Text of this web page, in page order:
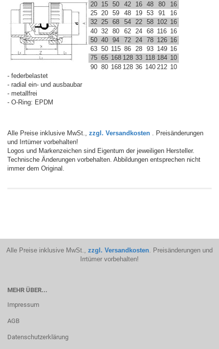
20
15 50 42 16 48 80
16
25 20 59 48 19 53 91
16
32 25 68 54 22 58 102 16
40 32 80 62 24 68 116 16
50 40 94 72 24 78 126 16
63 50 115 86 28 93 149 16
75 65 168 128 33 118 184 10
90 80 168 128 36 140 212 10
- federbelastet
- radial ein- und ausbaubar
- metallfrei
- O-Ring: EPDM
Alle Preise inklusive MwSt., zzgl. Versandkosten . Preisänderungen
und Irrtümer vorbehalten!
Logos und Markenzeichen sind Eigentum der jeweiligen Hersteller.
Technische Änderungen vorbehalten. Abbildungen entsprechen nicht
immer dem Original.
Alle Preise inklusive MwSt., zzgl. Versandkosten. Preisänderungen und
Irrtümer vorbehalten!
MEHR ÜBER...
Impressum
AGB
Datenschutzerklärung